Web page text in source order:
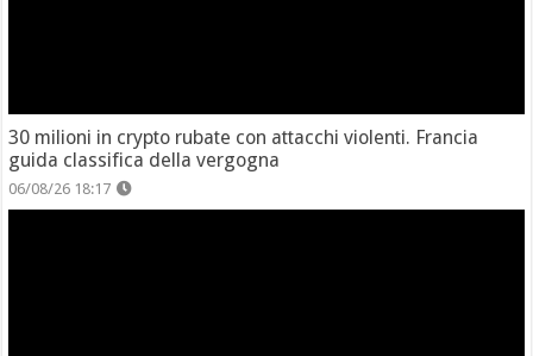
30 milioni in crypto rubate con attacchi violenti. Francia
guida classifica della vergogna
06/08/26 18:17